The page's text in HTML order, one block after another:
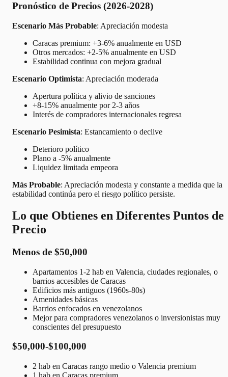
Pronóstico de Precios (2026-2028)
Escenario Más Probable: Apreciación modesta
Caracas premium: +3-6% anualmente en USD
Otros mercados: +2-5% anualmente en USD
Estabilidad continua con mejora gradual
Escenario Optimista: Apreciación moderada
Apertura política y alivio de sanciones
+8-15% anualmente por 2-3 años
Interés de compradores internacionales regresa
Escenario Pesimista: Estancamiento o declive
Deterioro político
Plano a -5% anualmente
Liquidez limitada empeora
Más Probable: Apreciación modesta y constante a medida que la
estabilidad continúa pero el riesgo político persiste.
Lo que Obtienes en Diferentes Puntos de
Precio
Menos de $50,000
Apartamentos 1-2 hab en Valencia, ciudades regionales, o
barrios accesibles de Caracas
Edificios más antiguos (1960s-80s)
Amenidades básicas
Barrios enfocados en venezolanos
Mejor para compradores venezolanos o inversionistas muy
conscientes del presupuesto
$50,000-$100,000
2 hab en Caracas rango medio o Valencia premium